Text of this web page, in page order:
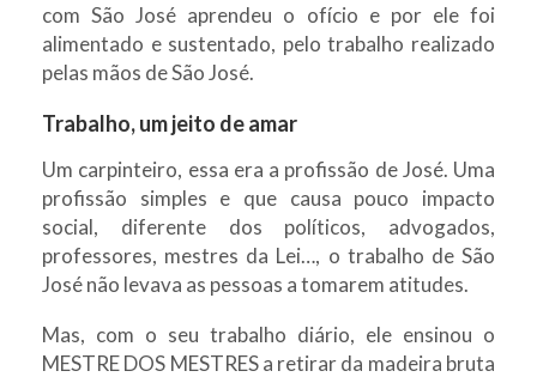
com São José aprendeu o ofício e por ele foi
alimentado e sustentado, pelo trabalho realizado
pelas mãos de São José.
Trabalho, um jeito de amar
Um carpinteiro, essa era a profissão de José. Uma
profissão simples e que causa pouco impacto
social, diferente dos políticos, advogados,
professores, mestres da Lei…, o trabalho de São
José não levava as pessoas a tomarem atitudes.
Mas, com o seu trabalho diário, ele ensinou o
MESTRE DOS MESTRES a retirar da madeira bruta